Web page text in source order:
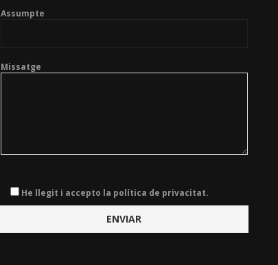
Assumpte
Missatge
He llegit i accepto la política de privacitat.